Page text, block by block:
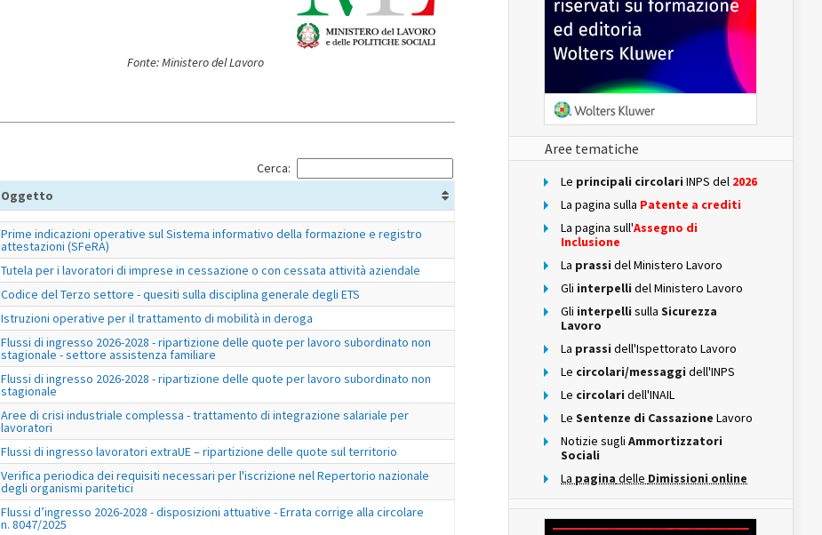
Fonte: Ministero del Lavoro
Cerca:
Oggetto
Prime indicazioni operative sul Sistema informativo della formazione e registro
attestazioni (SFeRA)
Tutela per i lavoratori di imprese in cessazione o con cessata attività aziendale
Codice del Terzo settore - quesiti sulla disciplina generale degli ETS
Istruzioni operative per il trattamento di mobilità in deroga
Flussi di ingresso 2026-2028 - ripartizione delle quote per lavoro subordinato non
stagionale - settore assistenza familiare
Flussi di ingresso 2026-2028 - ripartizione delle quote per lavoro subordinato non
stagionale
Aree di crisi industriale complessa - trattamento di integrazione salariale per
lavoratori
Flussi di ingresso lavoratori extraUE – ripartizione delle quote sul territorio
Verifica periodica dei requisiti necessari per l'iscrizione nel Repertorio nazionale
degli organismi paritetici
Flussi d’ingresso 2026-2028 - disposizioni attuative - Errata corrige alla circolare
n. 8047/2025
Aree tematiche
Le principali circolari INPS del 2026
La pagina sulla Patente a crediti
La pagina sull'Assegno di
Inclusione
La prassi del Ministero Lavoro
Gli interpelli del Ministero Lavoro
Gli interpelli sulla Sicurezza
Lavoro
La prassi dell'Ispettorato Lavoro
Le circolari/messaggi dell'INPS
Le circolari dell'INAIL
Le Sentenze di Cassazione Lavoro
Notizie sugli Ammortizzatori
Sociali
La pagina delle Dimissioni online